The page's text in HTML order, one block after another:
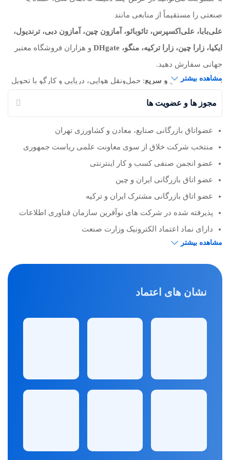
صنعتی را مستقیماً از منابعی مانند
علی‌بابا، علی‌اکسپرس، تائوبائو، آمازون چین، آمازون دبی، ترندیول،
ایکیا، زارا چین، زارا ترکیه، منگو، DHgate
و هزاران فروشگاه معتبر
جهانی سفارش دهید.
◼️واردات قانونی و سریع: حمل‌ونقل هوایی، دریایی و کارگو با تحویل
◼️
پشتیبانی ۲۴/۷ واعتبارسنجی فروشندگان برای تضمین کیفیت
جمبوجت، پل مطمئن شما برای خرید از چین‌، خرید از ترکیهو
سفارش از آمازون و فروشگاه‌های بین‌المللی
مشاهده بیشتر
مجوز ها و عضویت ها
عضواتاق بازرگانی صنایع، معادن و کشاورزی تهران
منتخب شرکت خلاق از سوی معاونت علمی ریاست جمهوری
عضو انجمن صنفی کسب و کار اینترنتی
عضو اتاق بازرگانی ایران و چین
عضو اتاق بازرگانی مشترک ایران و ترکیه
پذیرفته شده در شرکت های نوآفرین سازمان فناوری اطلاعات
دارای نماد اعتماد الکترونیک وزارت صنعت
مشاهده بیشتر
نشان های اعتماد